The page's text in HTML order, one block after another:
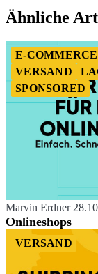
1
of
Ähnliche
E-
VERSAND
SPONSORED
Marvin Erdner
Onlineshops
VERSAND